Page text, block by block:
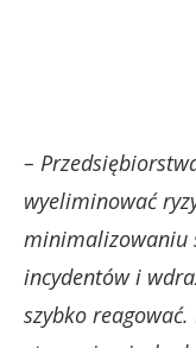
–
wyeliminować
minimalizowaniu
incydentów i
szybko reagować.